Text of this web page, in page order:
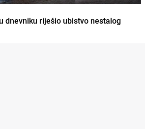
dnevniku riješio ubistvo nestalog